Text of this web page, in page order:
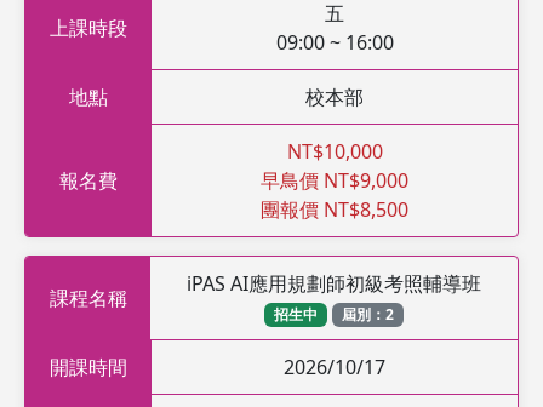
上課時段
五
09:00 ~ 16:00
地點 校本部
報名費
NT$10,000
早鳥價 NT$9,000
團報價 NT$8,500
課程名稱
iPAS AI應用規劃師初級考照輔導班
招生中 屆別：2
開課時間 2026/10/17